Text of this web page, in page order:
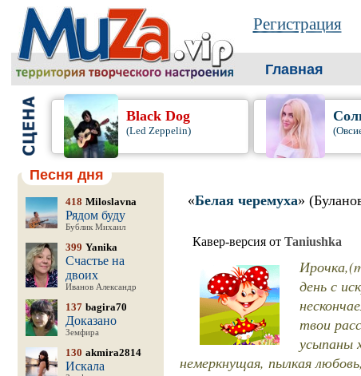
Регистрация
Главная
Black Dog
(Led Zeppelin)
Песня дня
418 Miloslavna
Рядом буду
Бублик Михаил
399 Yanika
Счастье на
двоих
Иванов Александр
137 bagira70
Доказано
Земфира
130 akmira2814
Искала
«Белая черемуха»
Кавер-версия от Taniushka
день с
твои
усыпаны
немеркнущая, пылкая